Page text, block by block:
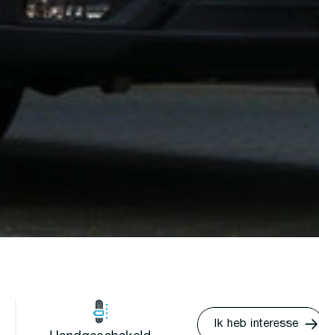
Ik heb interesse